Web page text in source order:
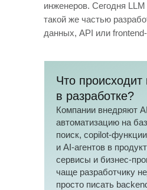
Что происходит
в разработке?
Компании внедряют
автоматизацию на
поиск, copilot-
и AI-агентов в
сервисы и бизнес-
чаще разработчику
просто писать
инженеров. Сегодня LLM
такой же частью
данных, API или